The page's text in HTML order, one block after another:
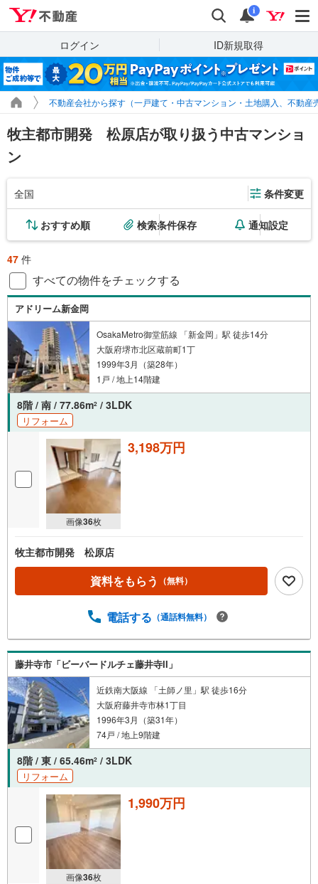
検索 通知
i
ログイン ID新規取得
不動産会社から探す（一戸建て・中古マンション・土地購入、不動産
牧主都市開発 松原店が取り扱う中古マンショ
ン
全国 条件変更
おすすめ順 検索条件保存 通知設定
47 件
すべての物件をチェックする
アドリーム新金岡
OsakaMetro御堂筋線 「新金岡」駅 徒歩14分
大阪府堺市北区蔵前町1丁
1999年3月（築28年）
1戸 / 地上14階建
8階 / 南 / 77.86m2 / 3LDK
リフォーム
画像36枚
3,198万円
牧主都市開発 松原店
資料をもらう （無料）
電話する （通話料無料）
藤井寺市「ビーバードルチェ藤井寺II」
近鉄南大阪線 「土師ノ里」駅 徒歩16分
大阪府藤井寺市林1丁目
1996年3月（築31年）
74戸 / 地上9階建
8階 / 東 / 65.46m2 / 3LDK
リフォーム
画像36枚
1,990万円